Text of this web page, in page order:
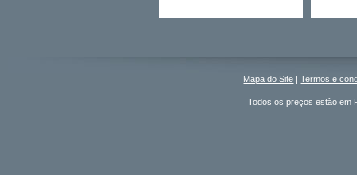
Mapa do Site |Termos e
Todos os preços estão em